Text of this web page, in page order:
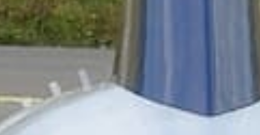
Fuerteventura et
2021